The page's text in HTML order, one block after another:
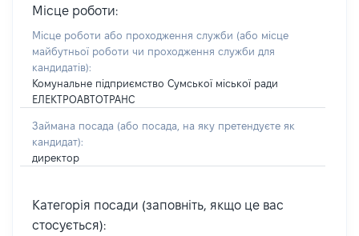
Місце роботи:
Місце роботи або проходження служби (або місце
майбутньої роботи чи проходження служби для
кандидатів):
Комунальне підприємство Сумської міської ради
ЕЛЕКТРОАВТОТРАНС
Займана посада (або посада, на яку претендуєте як
кандидат):
директор
Категорія посади (заповніть, якщо це вас
стосується):